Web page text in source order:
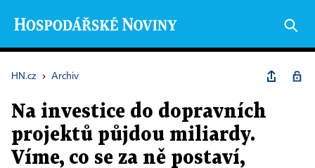
HN.cz › Archiv
Na investice do dopravních
projektů půjdou miliardy.
Víme, co se za ně postaví,